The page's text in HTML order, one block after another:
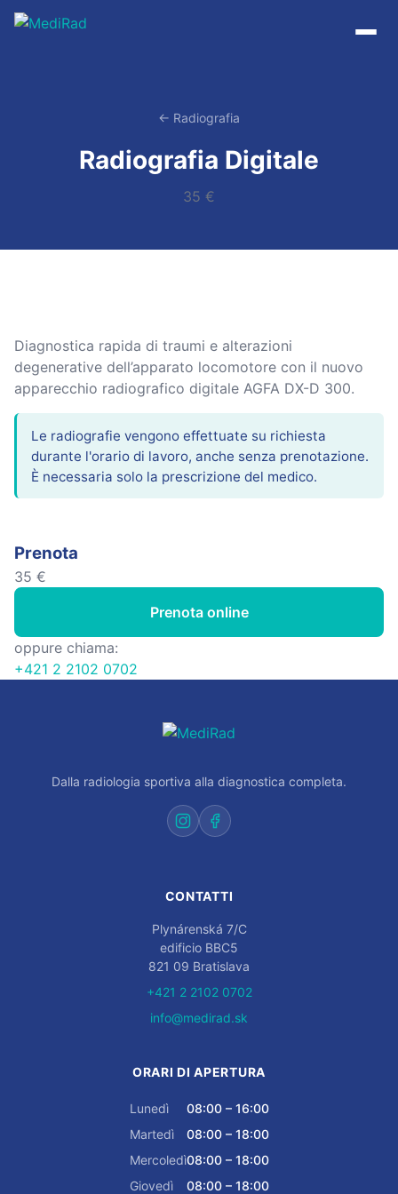
Vai
← Radiografia
Radiografia Digitale
35 €
Diagnostica rapida di traumi e alterazioni
degenerative dell’apparato locomotore con il nuovo
apparecchio radiografico digitale AGFA DX-D 300.
Le radiografie vengono effettuate su richiesta
durante l'orario di lavoro, anche senza prenotazione.
È necessaria solo la prescrizione del medico.
Prenota
35 €
Prenota online
oppure chiama:
+421 2 2102 0702
Dalla radiologia sportiva alla diagnostica completa.
CONTATTI
Plynárenská 7/C
edificio BBC5
821 09 Bratislava
+421 2 2102 0702
info@medirad.sk
ORARI DI APERTURA
Lunedì
08:00 – 16:00
Martedì
08:00 – 18:00
Mercoledì08:00 – 18:00
Giovedì
08:00 – 18:00